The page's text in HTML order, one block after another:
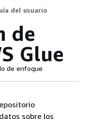
del usuario
de
Glue
de enfoque
sobre los